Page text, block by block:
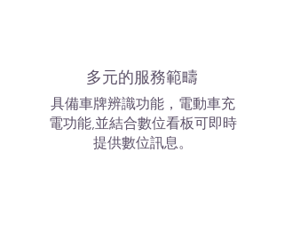
多元的服務範疇
具備車牌辨識功能，電動車充
電功能,並結合數位看板可即時
提供數位訊息。